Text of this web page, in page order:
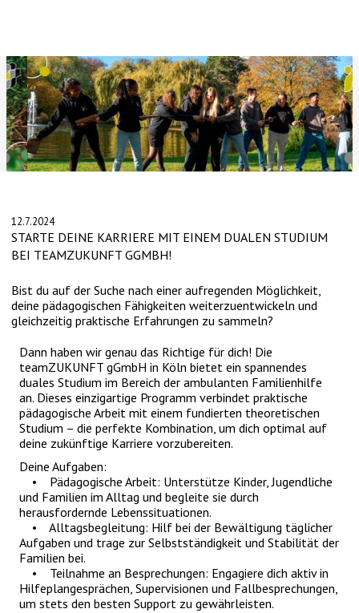
12.7.2024
STARTE DEINE KARRIERE MIT EINEM DUALEN STUDIUM
BEI TEAMZUKUNFT GGMBH!
Bist du auf der Suche nach einer aufregenden Möglichkeit,
deine pädagogischen Fähigkeiten weiterzuentwickeln und
gleichzeitig praktische Erfahrungen zu sammeln?
Dann haben wir genau das Richtige für dich! Die
teamZUKUNFT gGmbH in Köln bietet ein spannendes
duales Studium im Bereich der ambulanten Familienhilfe
an. Dieses einzigartige Programm verbindet praktische
pädagogische Arbeit mit einem fundierten theoretischen
Studium – die perfekte Kombination, um dich optimal auf
deine zukünftige Karriere vorzubereiten.
Deine Aufgaben:
• Pädagogische Arbeit: Unterstütze Kinder, Jugendliche
und Familien im Alltag und begleite sie durch
herausfordernde Lebenssituationen.
• Alltagsbegleitung: Hilf bei der Bewältigung täglicher
Aufgaben und trage zur Selbstständigkeit und Stabilität der
Familien bei.
• Teilnahme an Besprechungen: Engagiere dich aktiv in
Hilfeplangesprächen, Supervisionen und Fallbesprechungen,
um stets den besten Support zu gewährleisten.